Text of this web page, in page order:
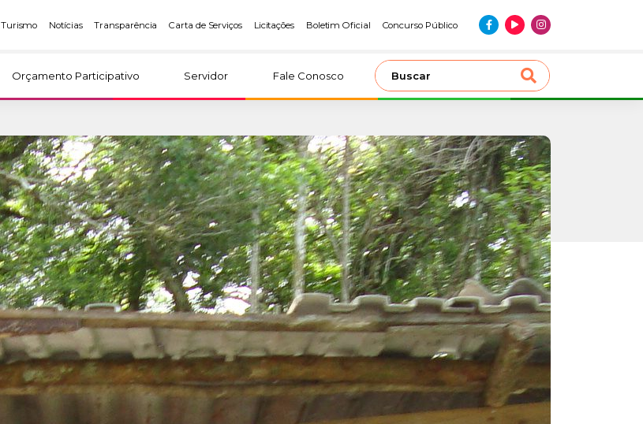
Turismo Notícias Transparência Carta de Serviços Licitações Boletim Oficial Concurso Público
Orçamento Participativo Servidor Fale Conosco